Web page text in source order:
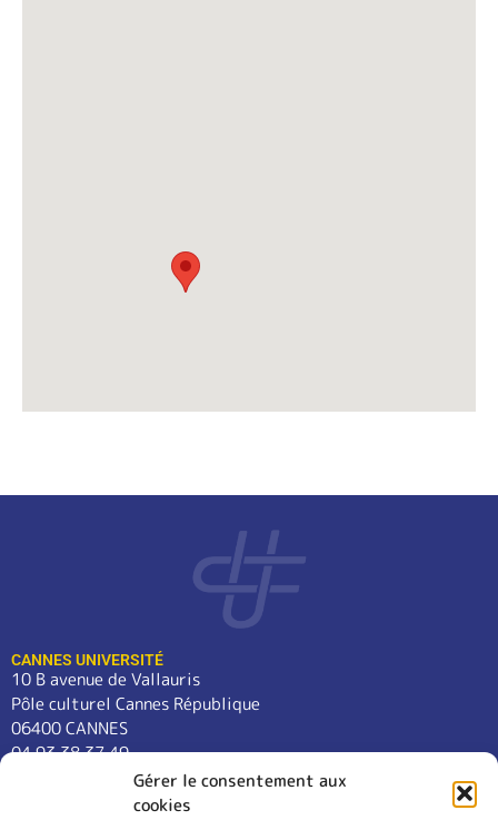
Gérer le consentement aux
cookies
CANNES UNIVERSITÉ
10 B avenue de Vallauris
Pôle culturel Cannes République
06400 CANNES
04 93 38 37 49
contact@cannes-universite.fr